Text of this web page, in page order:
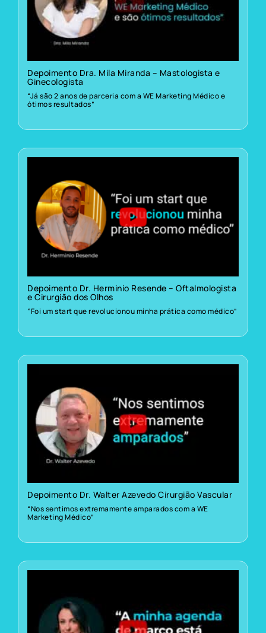
Depoimento Dra. Mila Miranda – Mastologista e
Ginecologista
“Já são 2 anos de parceria com a WE Marketing Médico e
ótimos resultados”
Depoimento Dr. Herminio Resende – Oftalmologista
e Cirurgião dos Olhos
“Foi um start que revolucionou minha prática como médico”
Depoimento Dr. Walter Azevedo Cirurgião Vascular
“Nos sentimos extremamente amparados com a WE
Marketing Médico”